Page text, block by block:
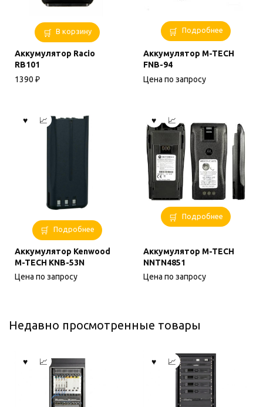
В корзину
Аккумулятор Racio
RB101
1390 ₽
Подробнее
Аккумулятор M-TECH
FNB-94
Цена по запросу
Подробнее
Аккумулятор Kenwood
M-TECH KNB-53N
Цена по запросу
Подробнее
Аккумулятор M-TECH
NNTN4851
Цена по запросу
Недавно просмотренные товары